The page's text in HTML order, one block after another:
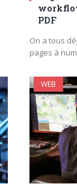
PDF
On a tous
pages à
WEB